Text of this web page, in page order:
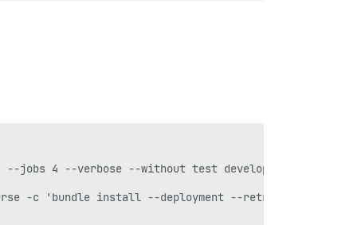
4 --verbose --without test development' ist mit
-c 'bundle install --deployment --retry 3 --jobs